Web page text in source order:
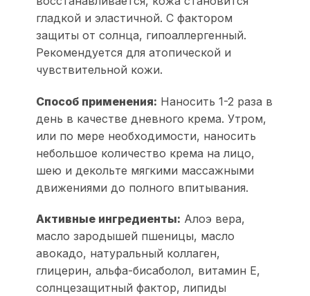
гладкой и эластичной. С фактором
защиты от солнца, гипоаллергенный.
Рекомендуется для атопической и
чувствительной кожи.
Способ применения: Наносить 1-2 раза в
день в качестве дневного крема. Утром,
или по мере необходимости, наносить
небольшое количество крема на лицо,
шею и декольте мягкими массажными
движениями до полного впитывания.
Активные ингредиенты: Алоэ вера,
масло зародышей пшеницы, масло
авокадо, натуральный коллаген,
глицерин, альфа-бисаболол, витамин Е,
солнцезащитный фактор, липиды